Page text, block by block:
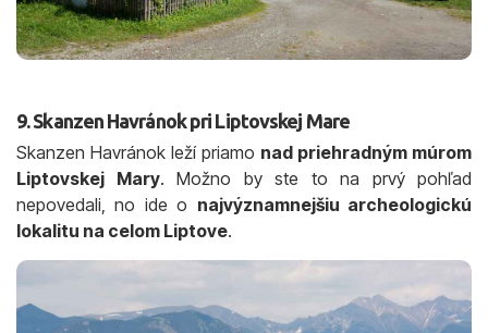
9. Skanzen Havránok pri Liptovskej Mare
Skanzen Havránok leží priamo nad priehradným múrom
Liptovskej Mary. Možno by ste to na prvý pohľad
nepovedali, no ide o najvýznamnejšiu archeologickú
lokalitu na celom Liptove.